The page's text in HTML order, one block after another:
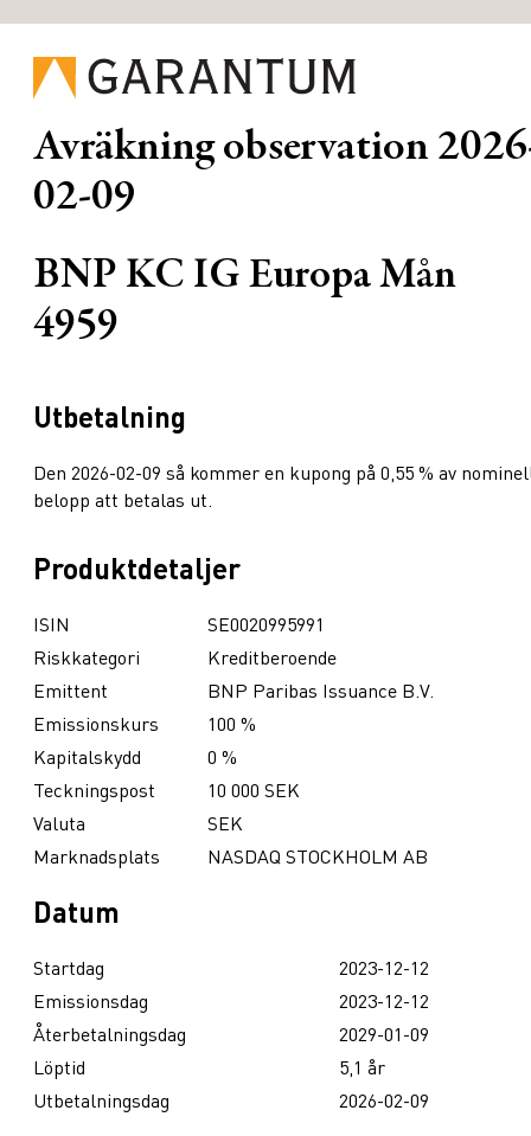
Avräkning observation
02-09
BNP KC IG Europa Mån
4959
Utbetalning
Den 2026-02-09 så kommer en kupong på 0,55 % av
belopp att betalas ut.
Produktdetaljer
ISIN
SE0020995991
Riskkategori
Kreditberoende
Emittent
BNP Paribas Issuance B.V.
Emissionskurs
100 %
Kapitalskydd
0 %
Teckningspost
10 000 SEK
Valuta
SEK
Marknadsplats
NASDAQ STOCKHOLM AB
Datum
Startdag
2023-12-12
Emissionsdag
2023-12-12
Återbetalningsdag
2029-01-09
Löptid
5,1 år
Utbetalningsdag
2026-02-09